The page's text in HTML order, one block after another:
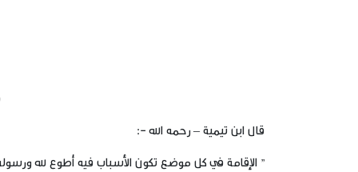
قال ابن تيمية – رحمه الله -:
” الإقامة في كل موضع تكون الأسباب فيه أطوع لله